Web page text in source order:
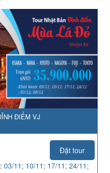
ĐIỂM VJ
Đặt tour
03/11; 10/11; 17/11; 24/11;